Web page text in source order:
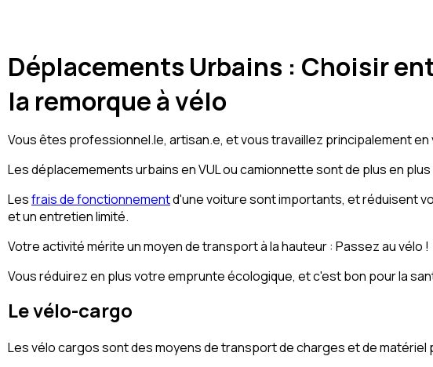
Déplacements Urbains : Choisir
la remorque à vélo
Vous êtes professionnel.le, artisan.e, et vous travaillez principalement en
Les déplacemements urbains en VUL ou camionnette sont de plus en
Lesfrais de fonctionnementd'une voiture sont importants, et réduisent
et un entretien limité.
Votre activité mérite un moyen de transport à la hauteur : Passez au vélo !
Vous réduirez en plus votre emprunte écologique, et c'est bon pour la
Le vélo-cargo
Les vélo cargos sont des moyens de transport de charges et de